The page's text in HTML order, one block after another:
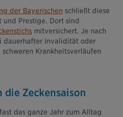
der Bayerischen schließt diese
und Prestige. Dort sind
mitversichert. Je nach
dauerhafter Invalidität oder
Krankheitsverläufen
Zeckensaison
das ganze Jahr zum Alltag